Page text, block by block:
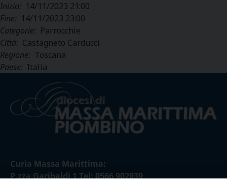
Inizio: 14/11/2023 21:00
Fine: 14/11/2023 23:00
Categorie: Parrocchie
Città: Castagneto Carducci
Regione: Toscana
Paese: Italia
Curia Massa Marittima:
P.zza Garibaldi 1 Tel: 0566 902039